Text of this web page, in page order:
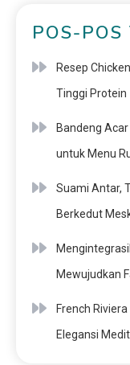
POS-POS
Resep
Tinggi Protein
Bandeng
untuk Menu
Suami Antar,
Berkedut
Mewujudkan
French
Elegansi